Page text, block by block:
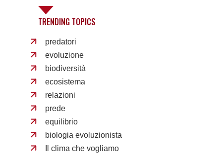
TRENDING TOPICS
predatori
evoluzione
biodiversità
ecosistema
relazioni
prede
equilibrio
biologia evoluzionista
Il clima che vogliamo